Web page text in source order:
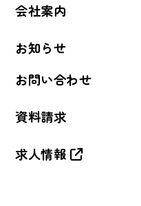
会社案内
お知らせ
お問い合わせ
資料請求
求人情報